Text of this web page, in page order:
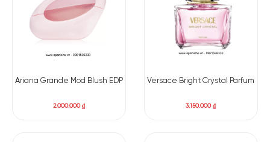
vẫn có nét quyến rũ riêng biệt, Loewe Aura Pink Magnolia Eau
De Parfum chắc chắn sẽ khiến bạn hài lòng. Một chai nước
hoa không quá phô trương nhưng đủ để tỏa sáng trong từng
khoảnh khắc – dù là ban ngày hay đêm tiệc. Đây cũng là lựa
Ariana Grande Mod Blush EDP
2.000.000₫
Versace Bright Crystal Parfum
3.150.000₫